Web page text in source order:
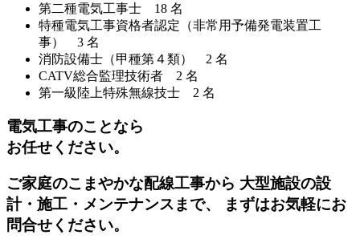
第二種電気工事士 18 名
特種電気工事資格者認定（非常用予備発電装置工
事） 3 名
消防設備士（甲種第４類） 2 名
CATV総合監理技術者 2 名
第一級陸上特殊無線技士 2 名
電気工事のことなら
お任せください。
ご家庭のこまやかな配線工事から 大型施設の設
計・施工・メンテナンスまで、 まずはお気軽にお
問合せください。